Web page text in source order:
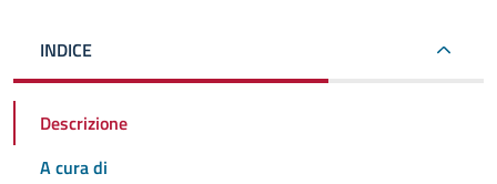
INDICE
Descrizione
A cura di